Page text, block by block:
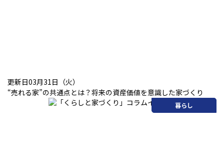
更新日03月31日（火）
“売れる家”の共通点とは？将来の資産価値を意識した家づくり
暮らし